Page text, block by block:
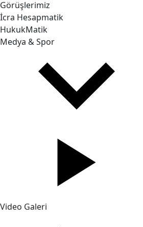
Görüşlerimiz
İcra Hesapmatik
HukukMatik
Medya & Spor
Video Galeri